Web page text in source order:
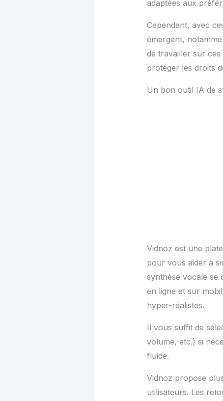
adaptées aux
Cependant, avec
émergent,
de travailler sur ces
protéger les droits
Un bon outil IA de
Vidnoz est une
pour vous aider à
synthèse vocale se
en ligne et sur
hyper-réalistes.
Il vous suffit de
volume, etc.) si
fluide.
Vidnoz propose
utilisateurs. Les